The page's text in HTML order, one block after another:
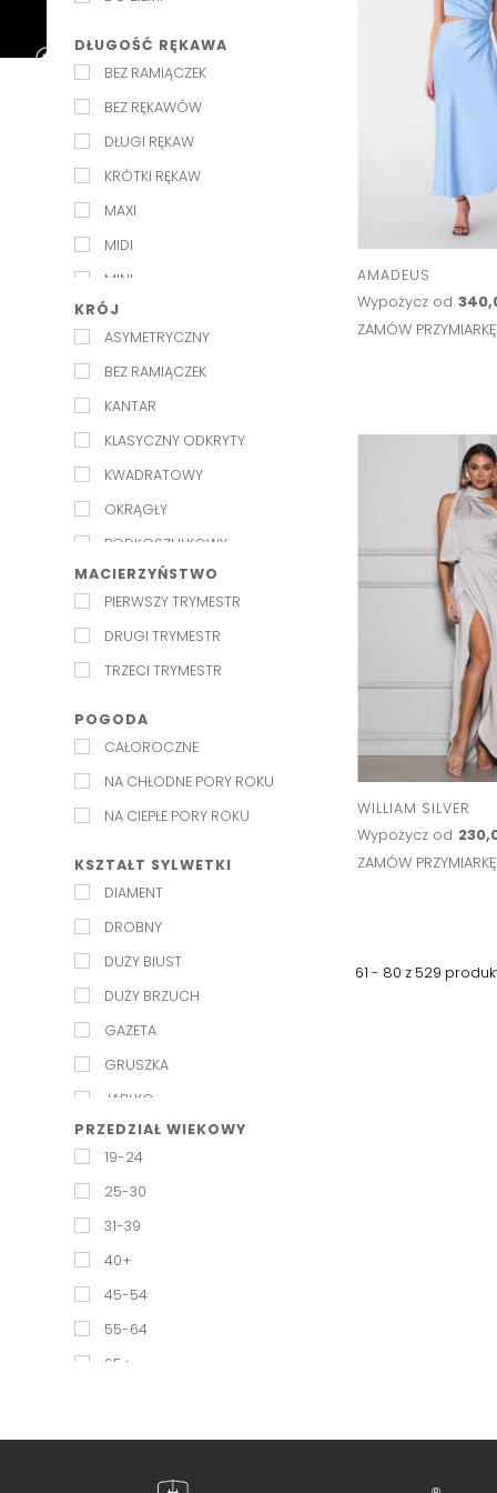
DŁUGOŚĆ RĘKAWA
BEZ RAMIĄCZEK
BEZ RĘKAWÓW
DŁUGI RĘKAW
KRÓTKI RĘKAW
MAXI
MIDI
MINI
NA RAMIĄCZKACH
PÓŁRĘKAWEK
RĘKAW 3/4
KRÓJ
ASYMETRYCZNY
BEZ RAMIĄCZEK
KANTAR
KLASYCZNY ODKRYTY
KWADRATOWY
OKRĄGŁY
PODKOSZULKOWY
SERDUSZKO
W SZPIC
W ŁÓDKĘ
WODA
Z KOŁNIERZYKIEM
ZE STÓJKĄ
MACIERZYŃSTWO
PIERWSZY TRYMESTR
DRUGI TRYMESTR
TRZECI TRYMESTR
POGODA
CAŁOROCZNE
NA CHŁODNE PORY ROKU
NA CIEPŁE PORY ROKU
KSZTAŁT SYLWETKI
DIAMENT
DROBNY
DUŻY BIUST
DUŻY BRZUCH
GAZETA
GRUSZKA
JABŁKO
KLEPSYDRA
KOLUMNA
PROSTOKĄT
ROŻEK
SPORTOWY
TRÓJKĄT
PRZEDZIAŁ WIEKOWY
19-24
25-30
31-39
40+
45-54
55-64
65+
AMADEUS
Wypożycz od
ZAMÓW PRZYMIARKĘ
WILLIAM SILVER
Wypożycz od
ZAMÓW PRZYMIARKĘ
61 - 80 z 529